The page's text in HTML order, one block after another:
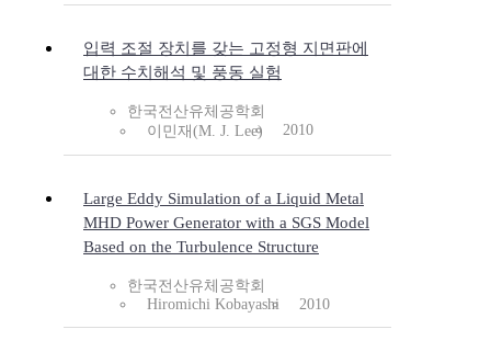
입력 조절 장치를 갖는 고정형 지면판에
대한 수치해석 및 풍동 실험
한국전산유체공학회
이민재(M. J. Lee)
2010
Large Eddy Simulation of a Liquid Metal
MHD Power Generator with a SGS Model
Based on the Turbulence Structure
한국전산유체공학회
Hiromichi Kobayashi
2010